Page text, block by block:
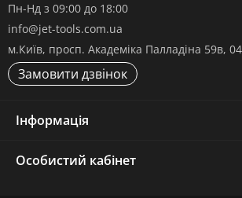
Пн-Нд з 09:00 до 18:00
info@jet-tools.com.ua
м.Київ, просп. Академіка Палладіна 59в,
Замовити дзвінок
Інформація
Особистий кабінет